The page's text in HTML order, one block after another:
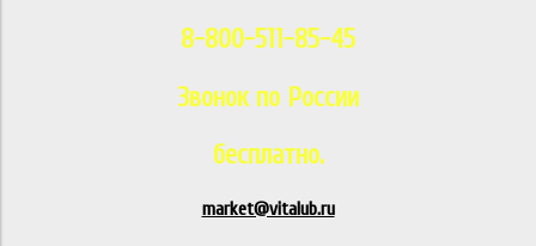
8-800-511-85-45
Звонок по России
бесплатно.
market@vitalub.ru